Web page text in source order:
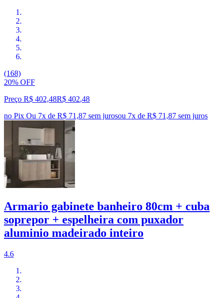
(168)
20% OFF
Preço R$ 402,48R$ 402,48
no Pix Ou 7x de R$ 71,87 sem jurosou 7x de R$ 71,87 sem juros
Armario gabinete banheiro 80cm + cuba
soprepor + espelheira com puxador
aluminio madeirado inteiro
4.6